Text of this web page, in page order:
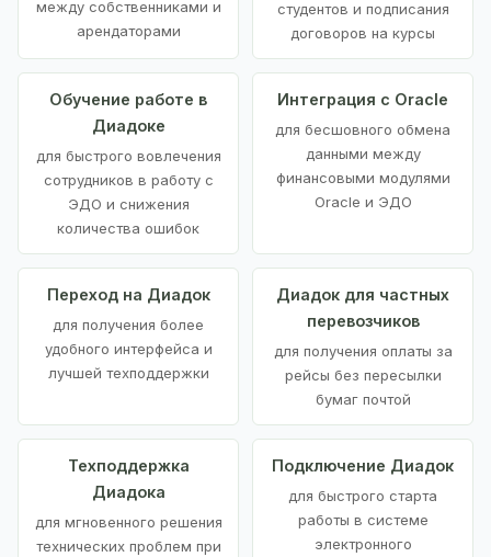
между собственниками и
арендаторами
студентов и подписания
договоров на курсы
Обучение работе в
Диадоке
для быстрого вовлечения
сотрудников в работу с
ЭДО и снижения
количества ошибок
Интеграция с Oracle
для бесшовного обмена
данными между
финансовыми модулями
Oracle и ЭДО
Переход на Диадок
для получения более
удобного интерфейса и
лучшей техподдержки
Диадок для частных
перевозчиков
для получения оплаты за
рейсы без пересылки
бумаг почтой
Техподдержка
Диадока
для мгновенного решения
технических проблем при
Подключение Диадок
для быстрого старта
работы в системе
электронного